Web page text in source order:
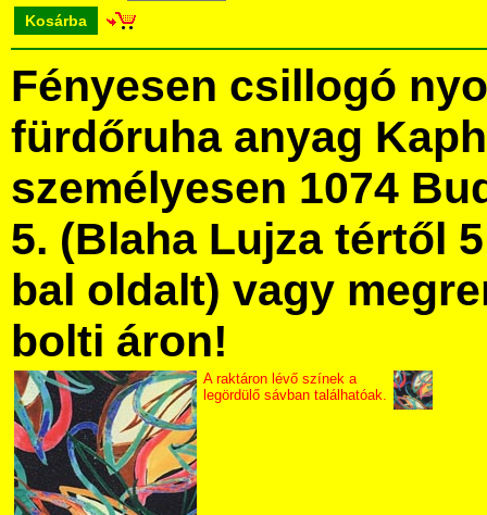
Kosárba
Fényesen csillogó
fürdőruha anyag
személyesen 1074
5. (Blaha Lujza tértől
bal oldalt) vagy
bolti áron!
A raktáron lévő színek a
legördülő sávban találhatóak.